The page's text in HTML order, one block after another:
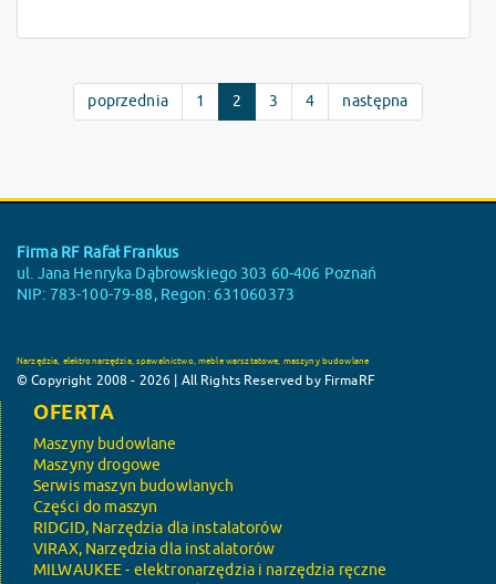
poprzednia 1 2 3 4 następna
Firma RF Rafał Frankus
ul. Jana Henryka Dąbrowskiego 303 60-406 Poznań
NIP: 783-100-79-88, Regon: 631060373
Narzędzia, elektronarzędzia, spawalnictwo, meble warsztatowe, maszyny budowlane
© Copyright 2008 - 2026 | All Rights Reserved by FirmaRF
OFERTA
Maszyny budowlane
Maszyny drogowe
Serwis maszyn budowlanych
Części do maszyn
RIDGID, Narzędzia dla instalatorów
VIRAX, Narzędzia dla instalatorów
MILWAUKEE - elektronarzędzia i narzędzia ręczne